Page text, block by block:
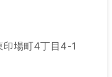
印場町4丁目4-1